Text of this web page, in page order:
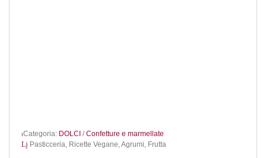
Categoria: DOLCI /Confetture e marmellate
Pasticceria, Ricette Vegane,Agrumi, Frutta